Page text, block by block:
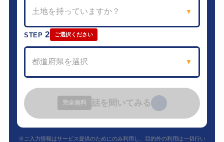
土地を持っていますか？ ▼
STEP2 ご選択ください
都道府県を選択 ▼
完全無料 話を聞いてみる
※ご入力情報はサービス提供のためにのみ利用し、目的外の利用は一切行い